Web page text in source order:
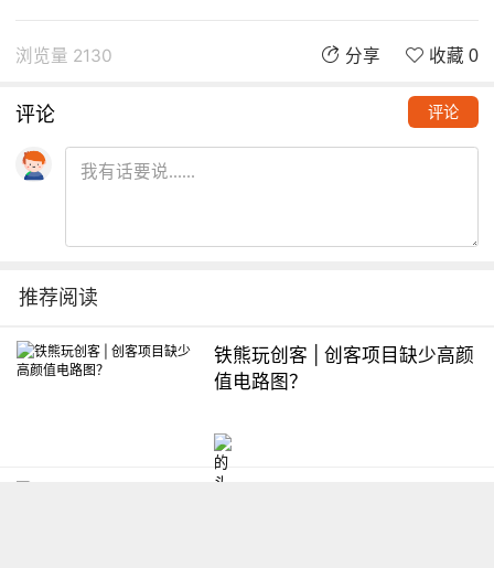
浏览量 2130 分享 收藏 0
评论 评论
推荐阅读
铁熊玩创客 | 创客项目缺少高颜
值电路图？